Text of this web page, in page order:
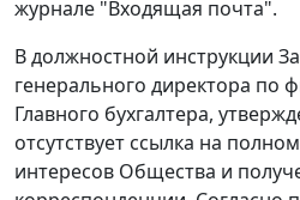
журнале "Входящая почта".
В должностной инструкции
генерального директора по
Главного бухгалтера,
отсутствует ссылка на
интересов Общества и